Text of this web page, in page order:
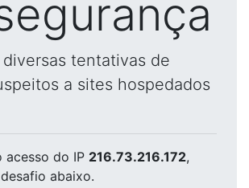
tentativas de
a sites hospedados
acesso do IP 216.73.216.172,
abaixo.